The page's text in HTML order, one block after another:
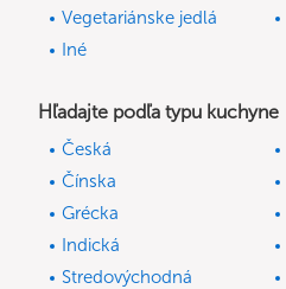
Vegetariánske jedlá
Iné
Hľadajte podľa typu kuchyne
Česká
Čínska
Grécka
Indická
Stredovýchodná